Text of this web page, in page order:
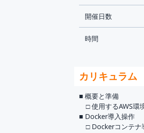
開催日数
時間
カリキュラム
■ 概要と準備
□ 使用するAWS環
■ Docker導入操作
□ Dockerコンテナ